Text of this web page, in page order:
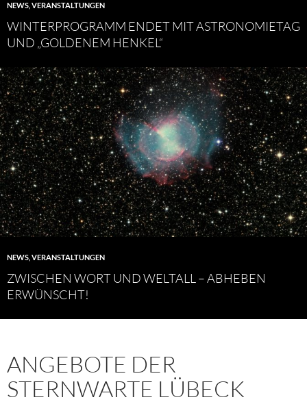
NEWS VERANSTALTUNGEN
WINTERPROGRAMM ENDET MIT ASTRONOMIETAG
UND „GOLDENEM HENKEL“
NEWS VERANSTALTUNGEN
ZWISCHEN WORT UND WELTALL – ABHEBEN
ERWÜNSCHT!
ANGEBOTE DER
STERNWARTE LÜBECK